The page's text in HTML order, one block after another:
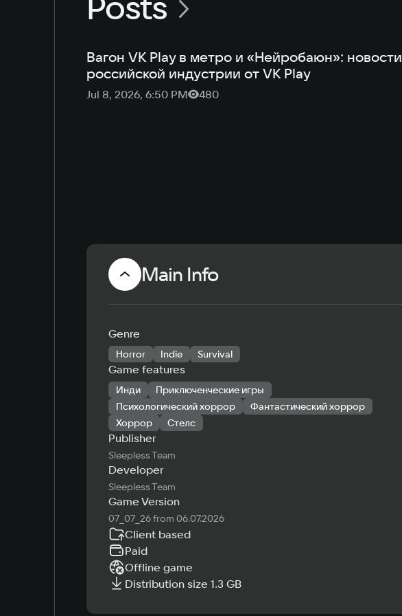
Вагон VK Play в метро и «Нейробаюн»: новости
российской индустрии от VK Play
Jul 8, 2026, 6:50 PM 480
Main Info
Genre
Horror Indie Survival
Game features
Инди
Приключенческие игры
Психологический хоррор
Фантастический хоррор
Хоррор
Стелс
Publisher
Sleepless Team
Developer
Sleepless Team
Game Version
07_07_26 from 06.07.2026
Client based
Paid
Offline game
Distribution size 1.3 GB